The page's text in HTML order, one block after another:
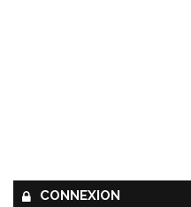
CONNEXION